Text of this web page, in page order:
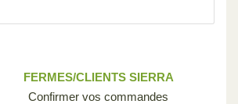
FERMES/CLIENTS SIERRA
Confirmer vos commandes